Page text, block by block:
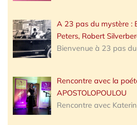
A 23 pas du mystère :
Peters, Robert
Bienvenue à 23 pas
Rencontre avec la
APOSTOLOPOULOU
Rencontre avec